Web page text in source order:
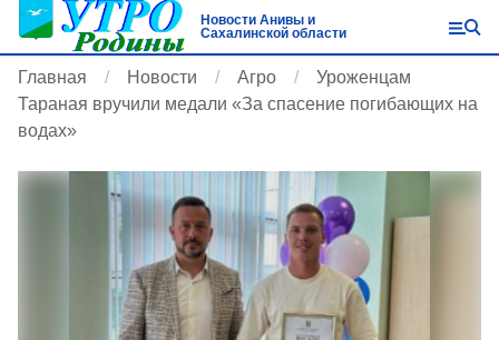
Новости Анивы и
Сахалинской области
Главная Новости Агро
Уроженцам
Тараная вручили медали «За спасение погибающих на
водах»